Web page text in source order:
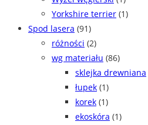
Yorkshire terrier (1)
Spod lasera (91)
różności (2)
wg materiału (86)
sklejka drewniana
łupek (1)
korek (1)
ekoskóra (1)